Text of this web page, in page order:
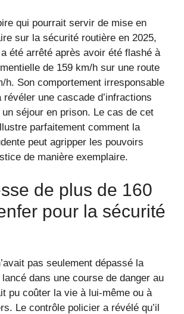
qui pourrait servir de mise en
sur la sécurité routière en 2025,
été arrêté après avoir été flashé à
de 159 km/h sur une route
h. Son comportement irresponsable
révéler une cascade d’infractions
séjour en prison. Le cas de cet
parfaitement comment la
peut agripper les pouvoirs
de manière exemplaire.
de plus de 160
pour la sécurité
pas seulement dépassé la
dans une course de danger au
pu coûter la vie à lui-même ou à
Le contrôle policier a révélé qu’il